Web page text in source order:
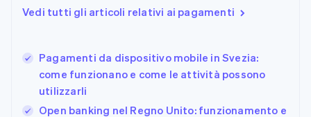
Vedi tutti gli articoli relativi ai pagamenti
Pagamenti da dispositivo mobile in Svezia:
come funzionano e come le attività possono
utilizzarli
Open banking nel Regno Unito: funzionamento e
Francia
DeutschEnglish
Giappone
日本語English